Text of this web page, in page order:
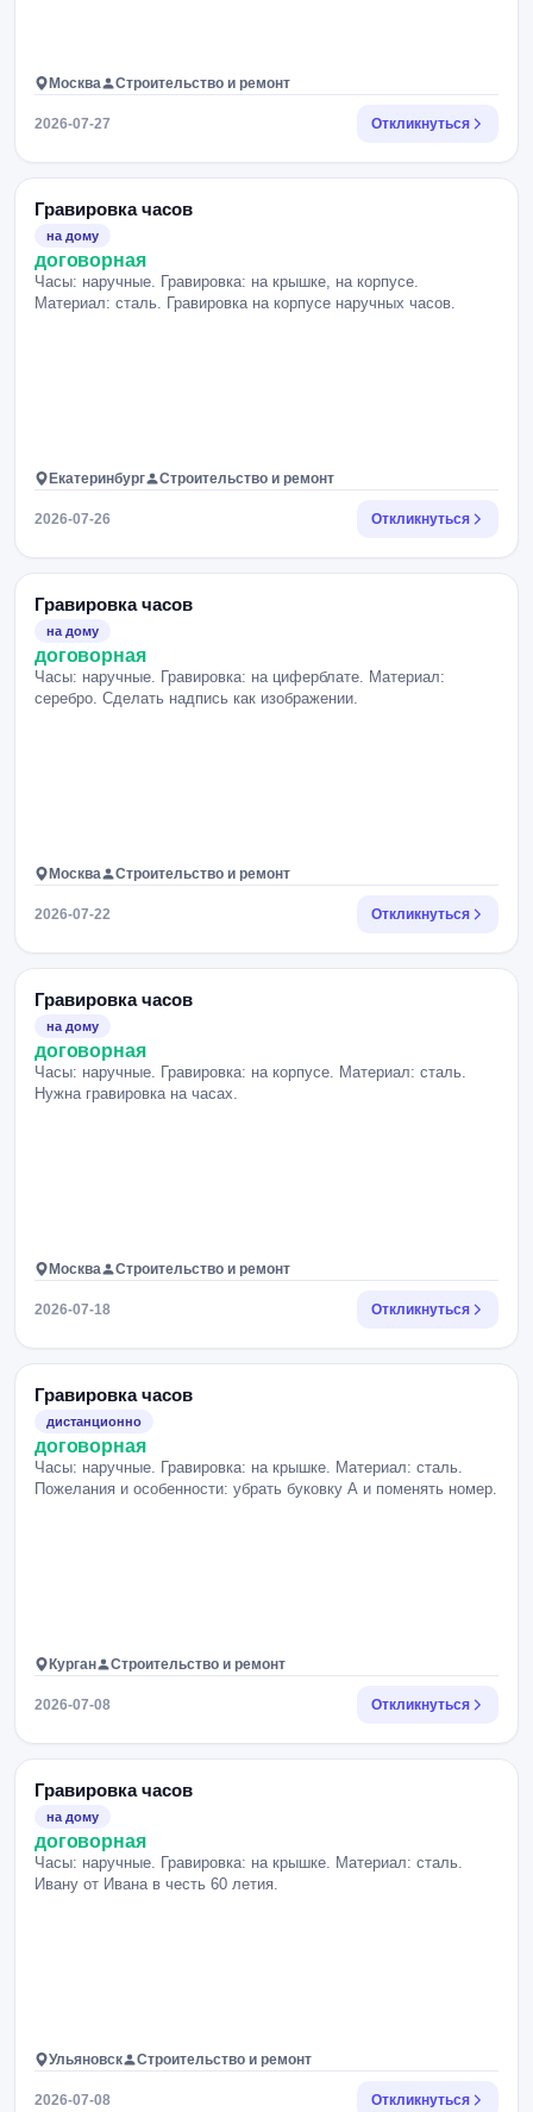
Москва Строительство и ремонт
2026-07-27 Откликнуться
Гравировка часов
на дому
договорная
Часы: наручные. Гравировка: на крышке, на корпусе.
Материал: сталь. Гравировка на корпусе наручных часов.
Екатеринбург Строительство и ремонт
2026-07-26 Откликнуться
Гравировка часов
на дому
договорная
Часы: наручные. Гравировка: на циферблате. Материал:
серебро. Сделать надпись как изображении.
Москва Строительство и ремонт
2026-07-22 Откликнуться
Гравировка часов
на дому
договорная
Часы: наручные. Гравировка: на корпусе. Материал: сталь.
Нужна гравировка на часах.
Москва Строительство и ремонт
2026-07-18 Откликнуться
Гравировка часов
дистанционно
договорная
Часы: наручные. Гравировка: на крышке. Материал: сталь.
Пожелания и особенности: убрать буковку А и поменять номер.
Курган Строительство и ремонт
2026-07-08 Откликнуться
Гравировка часов
на дому
договорная
Часы: наручные. Гравировка: на крышке. Материал: сталь.
Ивану от Ивана в честь 60 летия.
Ульяновск Строительство и ремонт
2026-07-08 Откликнуться